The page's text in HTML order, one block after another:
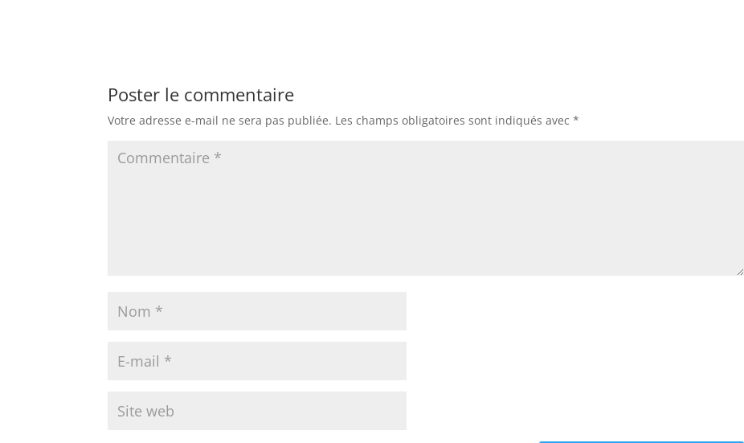
Poster le commentaire
Votre adresse e-mail ne sera pas publiée. Les champs obligatoires sont indiqués avec*